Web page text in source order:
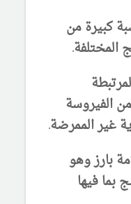
كبيرة من
المختلفة.
الفيروسة
بارز وهو
بما فيها